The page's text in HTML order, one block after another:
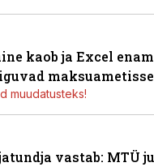
kaob ja Excel
muudatusteks!
vastab: MTÜ